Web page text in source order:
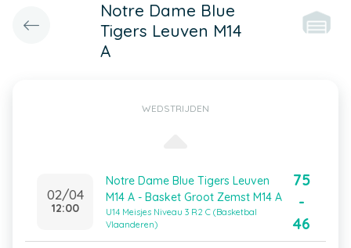
Notre Dame Blue
Tigers Leuven M14
A
WEDSTRIJDEN
02/04
12:00
Notre Dame Blue Tigers Leuven
M14 A - Basket Groot Zemst M14 A
U14 Meisjes Niveau 3 R2 C (Basketbal
Vlaanderen)
75
-
46